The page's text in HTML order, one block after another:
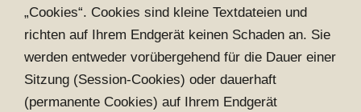
„Cookies“. Cookies sind kleine Textdateien und
richten auf Ihrem Endgerät keinen Schaden an. Sie
werden entweder vorübergehend für die Dauer einer
Sitzung (Session-Cookies) oder dauerhaft
(permanente Cookies) auf Ihrem Endgerät